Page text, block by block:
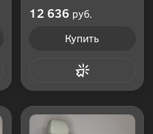
12 636 руб.
Купить